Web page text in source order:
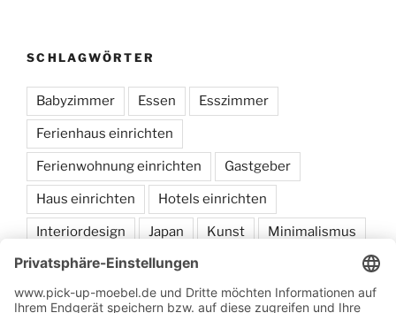
SCHLAGWÖRTER
Babyzimmer Essen Esszimmer
Ferienhaus einrichten
Ferienwohnung einrichten Gastgeber
Haus einrichten Hotels einrichten
Interiordesign Japan Kunst Minimalismus
Möbel sammeln Schlafen